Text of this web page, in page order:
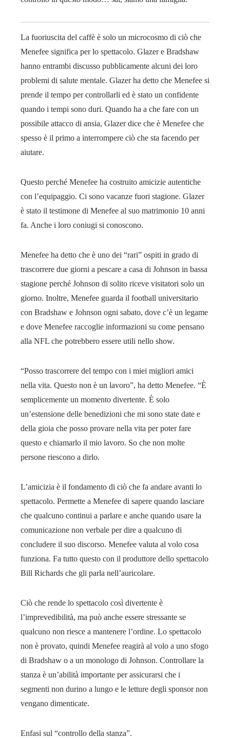
La fuoriuscita del caffè è solo un microcosmo di ciò che
Menefee significa per lo spettacolo. Glazer e Bradshaw
hanno entrambi discusso pubblicamente alcuni dei loro
problemi di salute mentale. Glazer ha detto che Menefee si
prende il tempo per controllarli ed è stato un confidente
quando i tempi sono duri. Quando ha a che fare con un
possibile attacco di ansia, Glazer dice che è Menefee che
spesso è il primo a interrompere ciò che sta facendo per
aiutare.
Questo perché Menefee ha costruito amicizie autentiche
con l’equipaggio. Ci sono vacanze fuori stagione. Glazer
è stato il testimone di Menefee al suo matrimonio 10 anni
fa. Anche i loro coniugi si conoscono.
Menefee ha detto che è uno dei “rari” ospiti in grado di
trascorrere due giorni a pescare a casa di Johnson in bassa
stagione perché Johnson di solito riceve visitatori solo un
giorno. Inoltre, Menefee guarda il football universitario
con Bradshaw e Johnson ogni sabato, dove c’è un legame
e dove Menefee raccoglie informazioni su come pensano
alla NFL che potrebbero essere utili nello show.
“Posso trascorrere del tempo con i miei migliori amici
nella vita. Questo non è un lavoro”, ha detto Menefee. “È
semplicemente un momento divertente. È solo
un’estensione delle benedizioni che mi sono state date e
della gioia che posso provare nella vita per poter fare
questo e chiamarlo il mio lavoro. So che non molte
persone riescono a dirlo.
L’amicizia è il fondamento di ciò che fa andare avanti lo
spettacolo. Permette a Menefee di sapere quando lasciare
che qualcuno continui a parlare e anche quando usare la
comunicazione non verbale per dire a qualcuno di
concludere il suo discorso. Menefee valuta al volo cosa
funziona. Fa tutto questo con il produttore dello spettacolo
Bill Richards che gli parla nell’auricolare.
Ciò che rende lo spettacolo così divertente è
l’imprevedibilità, ma può anche essere stressante se
qualcuno non riesce a mantenere l’ordine. Lo spettacolo
non è provato, quindi Menefee reagirà al volo a uno sfogo
di Bradshaw o a un monologo di Johnson. Controllare la
stanza è un’abilità importante per assicurarsi che i
segmenti non durino a lungo e le letture degli sponsor non
vengano dimenticate.
Enfasi sul “controllo della stanza”.